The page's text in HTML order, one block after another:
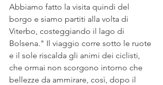
Abbiamo fatto la visita quindi del
borgo e siamo partiti alla volta di
Viterbo, costeggiando il lago di
Bolsena." Il viaggio corre sotto le ruote
e il sole riscalda gli animi dei ciclisti,
che ormai non scorgono intorno che
bellezze da ammirare, così, dopo il